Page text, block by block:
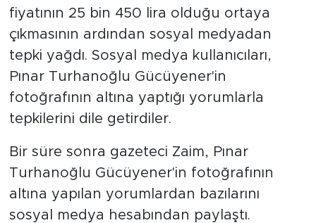
fiyatının 25 bin 450 lira olduğu ortaya
çıkmasının ardından sosyal medyadan
tepki yağdı. Sosyal medya kullanıcıları,
Pınar Turhanoğlu Gücüyener'in
fotoğrafının altına yaptığı yorumlarla
tepkilerini dile getirdiler.
Bir süre sonra gazeteci Zaim, Pınar
Turhanoğlu Gücüyener'in fotoğrafının
altına yapılan yorumlardan bazılarını
sosyal medya hesabından paylaştı.